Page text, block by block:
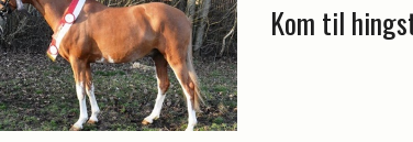
Kom til